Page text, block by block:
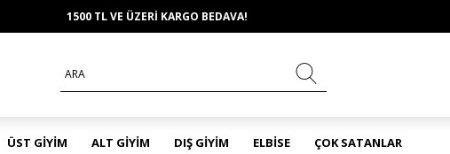
1500 TL VE ÜZERİ KARGO BEDAVA!
ÜST GİYİM ALT GİYİM DIŞ GİYİM ELBİSE ÇOK SATANLAR